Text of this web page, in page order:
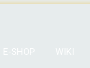
E-SHOP WIKI